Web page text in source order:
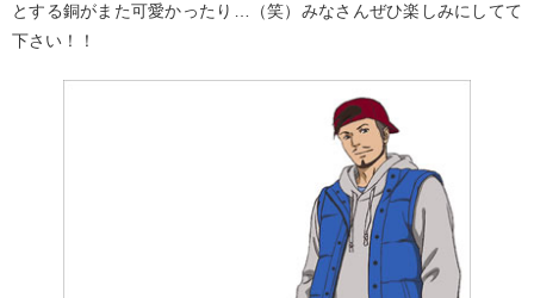
とする銅がまた可愛かったり…（笑）みなさんぜひ楽しみにしてて
下さい！！